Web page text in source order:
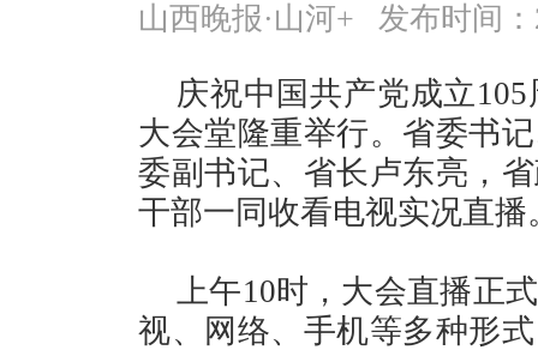
山西晚报·山河+ 发布时间：
庆祝中国共产党成立
大会堂隆重举行。省委书
委副书记、省长卢东亮，
干部一同收看电视实况直播
上午10时，大会直播正
视、网络、手机等多种形